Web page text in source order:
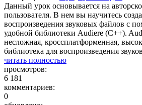
Данный урок основывается на
пользователя. В нем вы научитесь
воспроизведения звуковых файлов с
удобной библиотеки Audiere (C++).
несложная, кроссплатформенная,
библиотека для воспроизведения
читать полностью
просмотров:
6 181
комментариев:
0